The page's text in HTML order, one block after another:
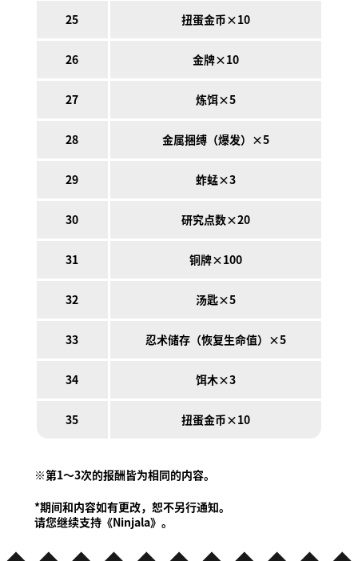
25 扭蛋金币×10
26 金牌×10
27 炼饵×5
28 金属捆缚（爆发）×5
29 蚱蜢×3
30 研究点数×20
31 铜牌×100
32 汤匙×5
33 忍术储存（恢复生命值）×5
34 饵木×3
35 扭蛋金币×10
※第1～3次的报酬皆为相同的内容。
*期间和内容如有更改，恕不另行通知。
请您继续支持《Ninjala》。